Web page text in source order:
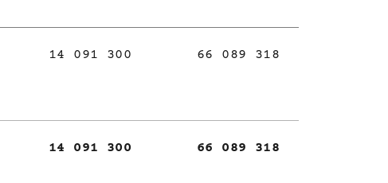
14 091 300 66 089 318
14 091 300 66 089 318